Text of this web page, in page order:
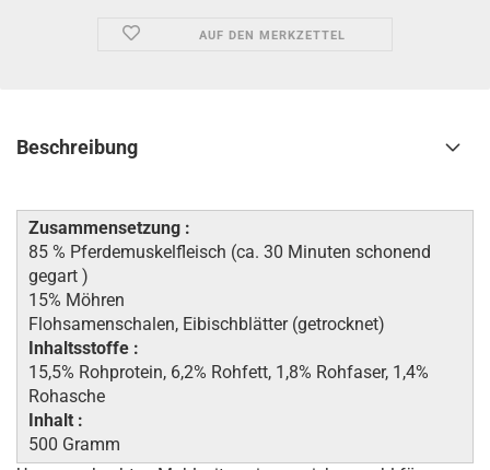
AUF DEN MERKZETTEL
Beschreibung
Zusammensetzung :
85 % Pferdemuskelfleisch (ca. 30 Minuten schonend
gegart )
15% Möhren
Flohsamenschalen, Eibischblätter (getrocknet)
Inhaltsstoffe :
15,5% Rohprotein, 6,2% Rohfett, 1,8% Rohfaser, 1,4%
Rohasche
Inhalt :
500 Gramm